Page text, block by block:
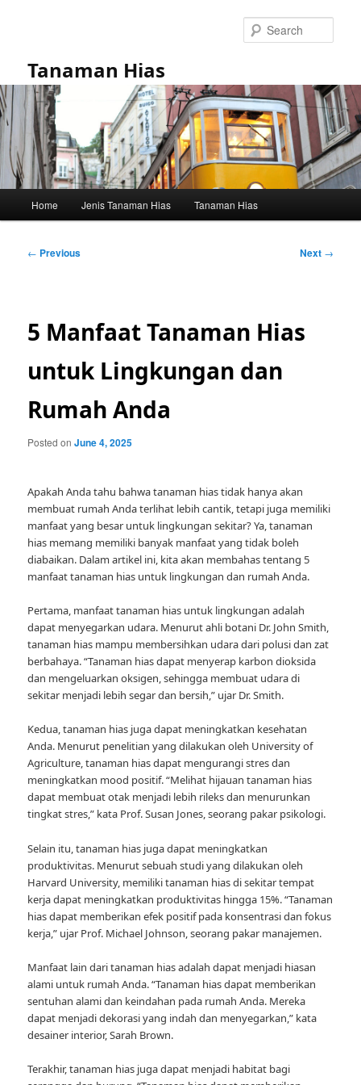
Tanaman Hias
Home Jenis Tanaman Hias Tanaman Hias
Post
← Previous Next →
5 Manfaat Tanaman Hias
untuk Lingkungan dan
Rumah Anda
Posted onJune 4, 2025
Apakah Anda tahu bahwa tanaman hias tidak hanya akan
membuat rumah Anda terlihat lebih cantik, tetapi juga memiliki
manfaat yang besar untuk lingkungan sekitar? Ya, tanaman
hias memang memiliki banyak manfaat yang tidak boleh
diabaikan. Dalam artikel ini, kita akan membahas tentang 5
manfaat tanaman hias untuk lingkungan dan rumah Anda.
Pertama, manfaat tanaman hias untuk lingkungan adalah
dapat menyegarkan udara. Menurut ahli botani Dr. John Smith,
tanaman hias mampu membersihkan udara dari polusi dan zat
berbahaya. “Tanaman hias dapat menyerap karbon dioksida
dan mengeluarkan oksigen, sehingga membuat udara di
sekitar menjadi lebih segar dan bersih,” ujar Dr. Smith.
Kedua, tanaman hias juga dapat meningkatkan kesehatan
Anda. Menurut penelitian yang dilakukan oleh University of
Agriculture, tanaman hias dapat mengurangi stres dan
meningkatkan mood positif. “Melihat hijauan tanaman hias
dapat membuat otak menjadi lebih rileks dan menurunkan
tingkat stres,” kata Prof. Susan Jones, seorang pakar psikologi.
Selain itu, tanaman hias juga dapat meningkatkan
produktivitas. Menurut sebuah studi yang dilakukan oleh
Harvard University, memiliki tanaman hias di sekitar tempat
kerja dapat meningkatkan produktivitas hingga 15%. “Tanaman
hias dapat memberikan efek positif pada konsentrasi dan fokus
kerja,” ujar Prof. Michael Johnson, seorang pakar manajemen.
Manfaat lain dari tanaman hias adalah dapat menjadi hiasan
alami untuk rumah Anda. “Tanaman hias dapat memberikan
sentuhan alami dan keindahan pada rumah Anda. Mereka
dapat menjadi dekorasi yang indah dan menyegarkan,” kata
desainer interior, Sarah Brown.
Terakhir, tanaman hias juga dapat menjadi habitat bagi